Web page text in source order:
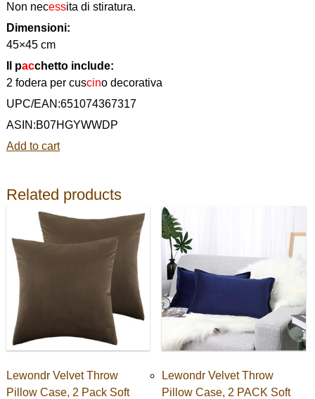
Non necessita di stiratura.
Dimensioni:
45×45 cm
Il pacchetto include:
2 fodera per cuscino decorativa
UPC/EAN:651074367317
ASIN:B07HGYWWDP
Add to cart
Related products
Lewondr Velvet Throw
Pillow Case, 2 Pack Soft
Lewondr Velvet Throw
Pillow Case, 2 PACK Soft